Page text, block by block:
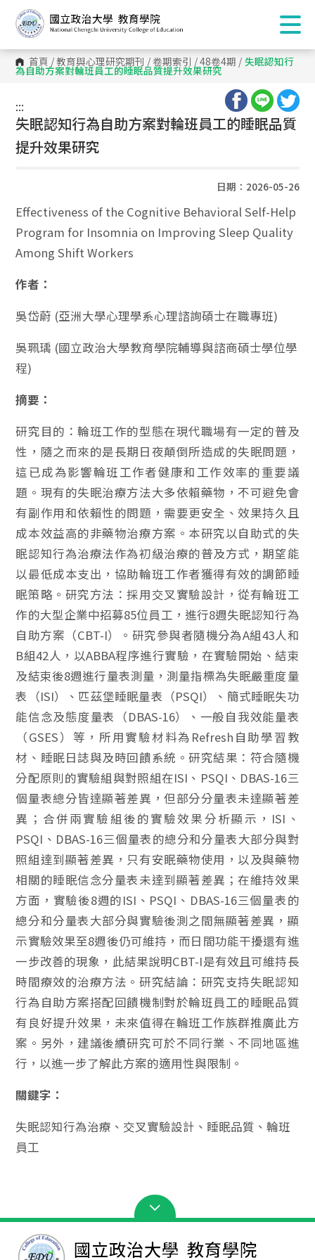
首頁 /教育與心理研究期刊 / 卷期索引 /48卷4期 / 失眠認知行
為自助方案對輪班員工的睡眠品質提升效果研究
:::
:::
失眠認知行為自助方案對輪班員工的睡眠品質
提升效果研究
日期：2026-05-26
Effectiveness of the Cognitive Behavioral Self-Help
Program for Insomnia on Improving Sleep Quality
Among Shift Workers
作者：
吳岱蔚 (亞洲大學心理學系心理諮詢碩士在職專班)
吳珮瑀 (國立政治大學教育學院輔導與諮商碩士學位學
程)
摘要：
研究目的：輪班工作的型態在現代職場有一定的普及
性，隨之而來的是長期日夜顛倒所造成的失眠問題，
這已成為影響輪班工作者健康和工作效率的重要議
題。現有的失眠治療方法大多依賴藥物，不可避免會
有副作用和依賴性的問題，需要更安全、效果持久且
成本效益高的非藥物治療方案。本研究以自助式的失
眠認知行為治療法作為初級治療的普及方式，期望能
以最低成本支出，協助輪班工作者獲得有效的調節睡
眠策略。研究方法：採用交叉實驗設計，從有輪班工
作的大型企業中招募85位員工，進行8週失眠認知行為
自助方案（CBT-I）。研究參與者隨機分為A組43人和
B組42人，以ABBA程序進行實驗，在實驗開始、結束
及結束後8週進行量表測量，測量指標為失眠嚴重度量
表（ISI）、匹茲堡睡眠量表（PSQI）、簡式睡眠失功
能信念及態度量表（DBAS-16）、一般自我效能量表
（GSES）等，所用實驗材料為Refresh自助學習教
材、睡眠日誌與及時回饋系統。研究結果：符合隨機
分配原則的實驗組與對照組在ISI、PSQI、DBAS-16三
個量表總分皆達顯著差異，但部分分量表未達顯著差
異；合併兩實驗組後的實驗效果分析顯示，ISI、
PSQI、DBAS-16三個量表的總分和分量表大部分與對
照組達到顯著差異，只有安眠藥物使用，以及與藥物
相關的睡眠信念分量表未達到顯著差異；在維持效果
方面，實驗後8週的ISI、PSQI、DBAS-16三個量表的
總分和分量表大部分與實驗後測之間無顯著差異，顯
示實驗效果至8週後仍可維持，而日間功能干擾還有進
一步改善的現象，此結果說明CBT-I是有效且可維持長
時間療效的治療方法。研究結論：研究支持失眠認知
行為自助方案搭配回饋機制對於輪班員工的睡眠品質
有良好提升效果，未來值得在輪班工作族群推廣此方
案。另外，建議後續研究可於不同行業、不同地區進
行，以進一步了解此方案的適用性與限制。
關鍵字：
失眠認知行為治療、交叉實驗設計、睡眠品質、輪班
員工